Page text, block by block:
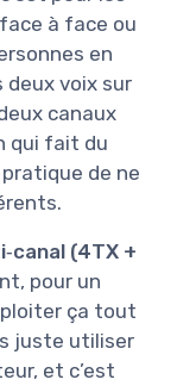
à face ou
en
deux voix sur
canaux
qui fait du
de ne
(4TX +
pour un
ça tout
juste utiliser
et c’est